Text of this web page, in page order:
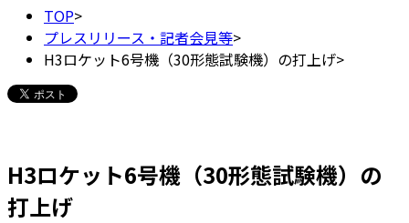
TOP>
プレスリリース・記者会見等>
H3ロケット6号機（30形態試験機）の打上げ>
H3ロケット6号機（30形態試験機）の
打上げ